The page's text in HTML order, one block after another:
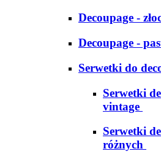
Decoupage -
Decoupage -
Serwetki do
Serwetki
vintage
Serwetki
różnych